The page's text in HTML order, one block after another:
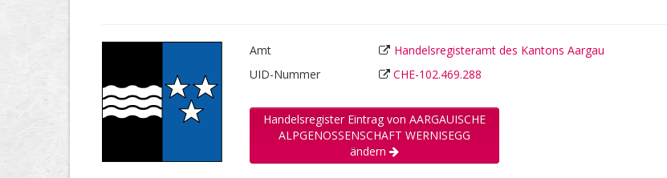
Amt
Handelsregisteramt des Kantons Aargau
UID-Nummer
CHE-102.469.288
Handelsregister Eintrag von AARGAUISCHE
ALPGENOSSENSCHAFT WERNISEGG
ändern